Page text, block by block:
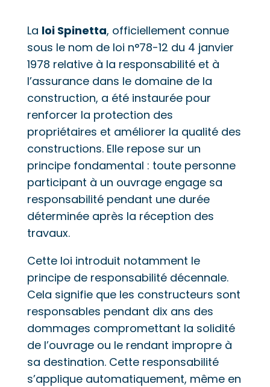
La loi Spinetta, officiellement connue
sous le nom de loi n°78-12 du 4 janvier
1978 relative à la responsabilité et à
l’assurance dans le domaine de la
construction, a été instaurée pour
renforcer la protection des
propriétaires et améliorer la qualité des
constructions. Elle repose sur un
principe fondamental : toute personne
participant à un ouvrage engage sa
responsabilité pendant une durée
déterminée après la réception des
travaux.
Cette loi introduit notamment le
principe de responsabilité décennale.
Cela signifie que les constructeurs sont
responsables pendant dix ans des
dommages compromettant la solidité
de l’ouvrage ou le rendant impropre à
sa destination. Cette responsabilité
s’applique automatiquement, même en